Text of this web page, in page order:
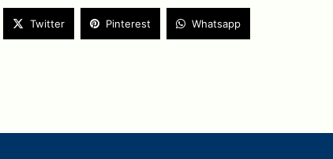
Twitter Pinterest Whatsapp